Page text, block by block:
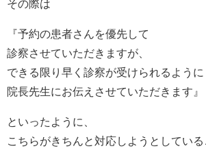
その際は
『予約の患者さんを優先して
診察させていただきますが、
できる限り早く診察が受けられるように
院長先生にお伝えさせていただきます』
といったように、
こちらがきちんと対応しようとしてい